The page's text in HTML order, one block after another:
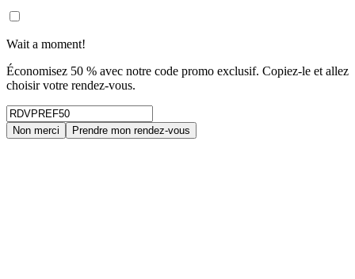
Wait a moment!
Économisez 50 % avec notre code promo exclusif. Copiez-le et allez
choisir votre rendez-vous.
Non merci Prendre mon rendez-vous